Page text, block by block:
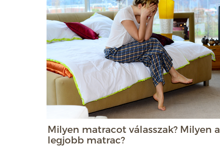
Milyen matracot válasszak? Milyen a
legjobb matrac?